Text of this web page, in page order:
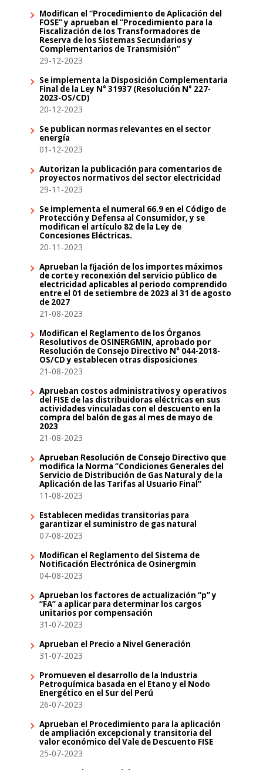
Modifican el “Procedimiento de Aplicación del
FOSE" y aprueban el “Procedimiento para la
Fiscalización de los Transformadores de
Reserva de los Sistemas Secundarios y
Complementarios de Transmisión”
29-12-2023
Se implementa la Disposición Complementaria
Final de la Ley N° 31937 (Resolución N° 227-
2023-OS/CD)
20-12-2023
Se publican normas relevantes en el sector
energía
01-12-2023
Autorizan la publicación para comentarios de
proyectos normativos del sector electricidad
29-11-2023
Se implementa el numeral 66.9 en el Código de
Protección y Defensa al Consumidor, y se
modifican el artículo 82 de la Ley de
Concesiones Eléctricas.
20-11-2023
Aprueban la fijación de los importes máximos
de corte y reconexión del servicio público de
electricidad aplicables al periodo comprendido
entre el 01 de setiembre de 2023 al 31 de agosto
de 2027
21-08-2023
Modifican el Reglamento de los Órganos
Resolutivos de OSINERGMIN, aprobado por
Resolución de Consejo Directivo N° 044-2018-
OS/CD y establecen otras disposiciones
21-08-2023
Aprueban costos administrativos y operativos
del FISE de las distribuidoras eléctricas en sus
actividades vinculadas con el descuento en la
compra del balón de gas al mes de mayo de
2023
21-08-2023
Aprueban Resolución de Consejo Directivo que
modifica la Norma “Condiciones Generales del
Servicio de Distribución de Gas Natural y de la
Aplicación de las Tarifas al Usuario Final”
11-08-2023
Establecen medidas transitorias para
garantizar el suministro de gas natural
07-08-2023
Modifican el Reglamento del Sistema de
Notificación Electrónica de Osinergmin
04-08-2023
Aprueban los factores de actualización “p” y
“FA” a aplicar para determinar los cargos
unitarios por compensación
31-07-2023
Aprueban el Precio a Nivel Generación
31-07-2023
Promueven el desarrollo de la Industria
Petroquímica basada en el Etano y el Nodo
Energético en el Sur del Perú
26-07-2023
Aprueban el Procedimiento para la aplicación
de ampliación excepcional y transitoria del
valor económico del Vale de Descuento FISE
25-07-2023